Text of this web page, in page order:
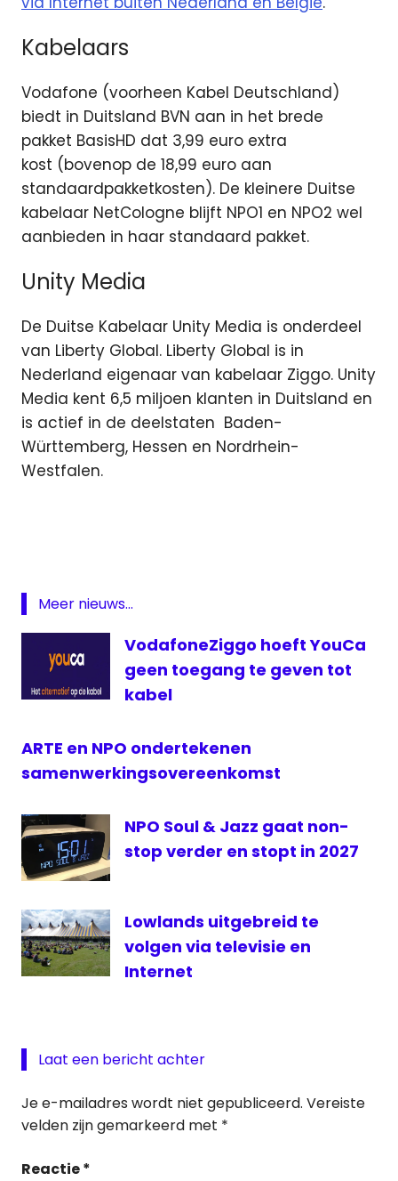
Kabelaars
Vodafone (voorheen Kabel Deutschland)
biedt in Duitsland BVN aan in het brede
pakket BasisHD dat 3,99 euro extra
kost (bovenop de 18,99 euro aan
standaardpakketkosten). De kleinere Duitse
kabelaar NetCologne blijft NPO1 en NPO2 wel
aanbieden in haar standaard pakket.
Unity Media
De Duitse Kabelaar Unity Media is onderdeel
van Liberty Global. Liberty Global is in
Nederland eigenaar van kabelaar Ziggo. Unity
Media kent 6,5 miljoen klanten in Duitsland en
is actief in de deelstaten Baden-
Württemberg, Hessen en Nordrhein-
Westfalen.
NPO
Unity
Media
Meer nieuws...
VodafoneZiggo hoeft YouCa
geen toegang te geven tot
kabel
ARTE en NPO ondertekenen
samenwerkingsovereenkomst
NPO Soul & Jazz gaat non-
stop verder en stopt in 2027
Lowlands uitgebreid te
volgen via televisie en
Internet
Laat een bericht achter
Je e-mailadres wordt niet gepubliceerd. Vereiste
velden zijn gemarkeerd met *
Reactie*